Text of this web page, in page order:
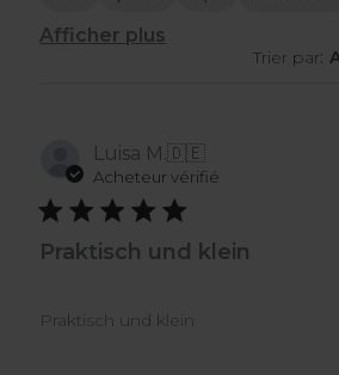
Afficher plus
Trier par:
Luisa M.🇩🇪
Acheteur vérifié
Praktisch und klein
Praktisch und klein